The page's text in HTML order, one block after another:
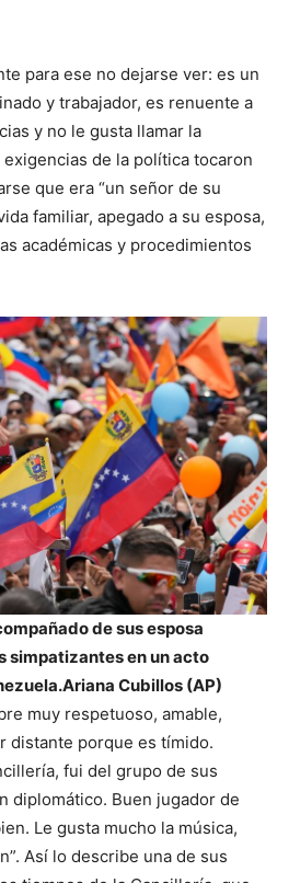
para ese no dejarse ver: es un
y trabajador, es renuente a
y no le gusta llamar la
de la política tocaron
que era “un señor de su
familiar, apegado a su esposa,
académicas y procedimientos
de sus esposa
simpatizantes en un acto
Ariana Cubillos (AP)
muy respetuoso, amable,
distante porque es tímido.
fui del grupo de sus
diplomático. Buen jugador de
Le gusta mucho la música,
Así lo describe una de sus